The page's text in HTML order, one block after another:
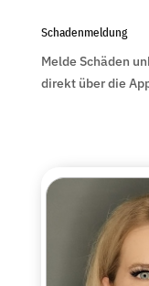
Schadenmeldung
Melde Schäden
direkt über die